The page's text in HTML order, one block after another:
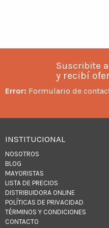
Suscribite
y recibí
Error: Formulario de
INSTITUCIONAL
NOSOTROS
BLOG
MAYORISTAS
LISTA DE PRECIOS
DISTRIBUIDORA ONLINE
POLÍTICAS DE PRIVACIDAD
TÉRMINOS Y CONDICIONES
CONTACTO